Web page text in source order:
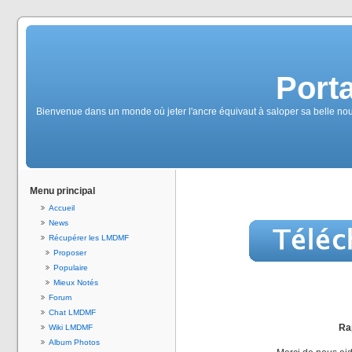
Bienvenue dans un monde où jeter l'ancre équivaut à saloper sa belle
Menu principal
Accueil
News
Récupérer les LMDMF
Proposer
Populaire
Mieux Notés
Forum
Chat LMDMF
Wiki LMDMF
Album Photos